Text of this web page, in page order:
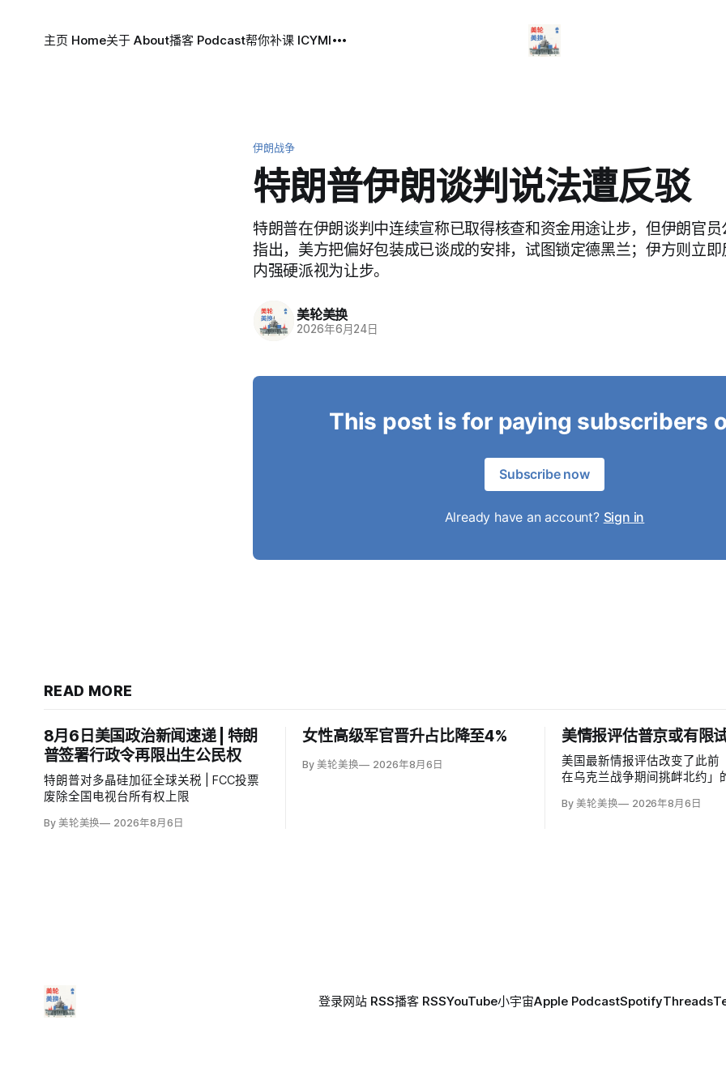
主页 Home关于 About播客 Podcast帮你补课 ICYMI
伊朗战争
特朗普伊朗谈判说法遭反驳
特朗普在伊朗谈判中连续宣称已取得核查和资金用途让步，但伊朗官
指出，美方把偏好包装成已谈成的安排，试图锁定德黑兰；伊方则立
内强硬派视为让步。
美轮美换
2026年6月24日
This post is for paying subscribers
Subscribe now
Already have an account? Sign in
READ MORE
8月6日美国政治新闻速递 | 特朗
普签署行政令再限出生公民权
特朗普对多晶硅加征全球关税 | FCC投票
废除全国电视台所有权上限
By 美轮美换 2026年8月6日
女性高级军官晋升占比降至4%
By 美轮美换 2026年8月6日
美情报评估普京或有限
美国最新情报评估改变了此前
在乌克兰战争期间挑衅北约」
络攻击、无标识武装占领或东
By 美轮美换 2026年8月6日
登录网站 RSS播客 RSSYouTube小宇宙Apple PodcastSpotifyThreads